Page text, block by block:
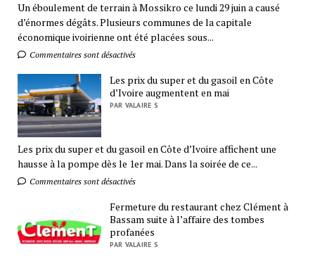
Un éboulement de terrain à Mossikro ce lundi 29 juin a causé
d’énormes dégâts. Plusieurs communes de la capitale
économique ivoirienne ont été placées sous...
Commentaires sont désactivés
Les prix du super et du gasoil en Côte
d’Ivoire augmentent en mai
PAR VALAIRE S
Les prix du super et du gasoil en Côte d’Ivoire affichent une
hausse à la pompe dès le 1er mai. Dans la soirée de ce...
Commentaires sont désactivés
Fermeture du restaurant chez Clément à
Bassam suite à l’affaire des tombes
profanées
PAR VALAIRE S